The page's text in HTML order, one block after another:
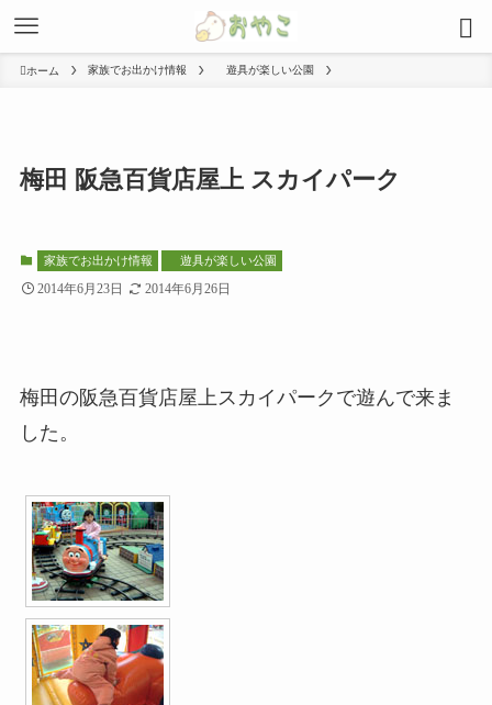
ホーム 家族でお出かけ情報 遊具が楽しい公園
梅田 阪急百貨店屋上 スカイパーク
家族でお出かけ情報 遊具が楽しい公園
2014年6月23日 2014年6月26日
梅田の阪急百貨店屋上スカイパークで遊んで来ま
した。